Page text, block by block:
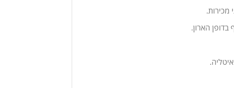
מכירות.
הארון.